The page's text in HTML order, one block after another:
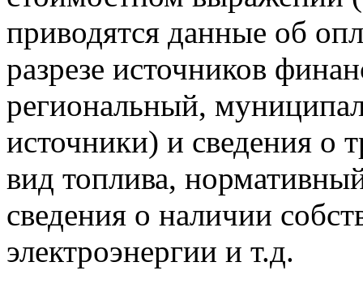
приводятся данные об
разрезе источников
региональный,
источники) и сведения о
вид топлива,
сведения о наличии
электроэнергии и т.д.